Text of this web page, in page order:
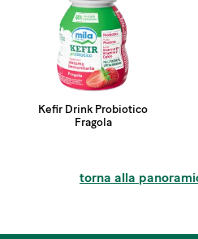
Kefir Drink Probiotico
Fragola
torna alla